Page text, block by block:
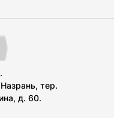
тер.
д. 60.